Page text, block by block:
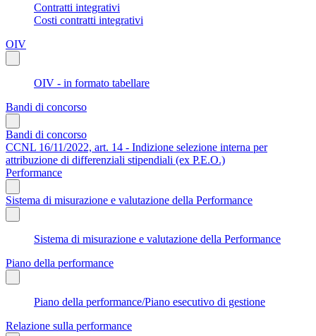
Contratti integrativi
Costi contratti integrativi
OIV
OIV - in formato tabellare
Bandi di concorso
Bandi di concorso
CCNL 16/11/2022, art. 14 - Indizione selezione interna per
attribuzione di differenziali stipendiali (ex P.E.O.)
Performance
Sistema di misurazione e valutazione della Performance
Sistema di misurazione e valutazione della Performance
Piano della performance
Piano della performance/Piano esecutivo di gestione
Relazione sulla performance